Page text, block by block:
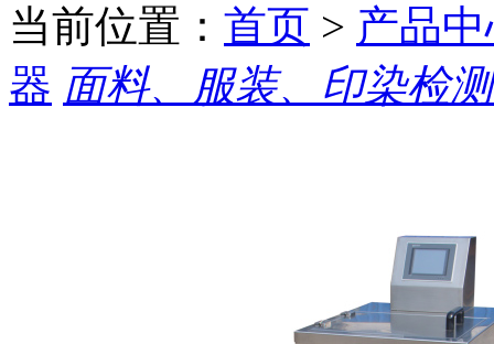
当前位置： 首页 > 产品
器 面料、服装、印染检